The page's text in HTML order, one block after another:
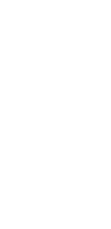
Vælg mellem flere
du starter, og
ski med